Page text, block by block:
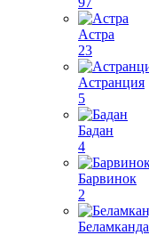
Астра
23
Астранция
5
Бадан
4
Барвинок
2
Беламканда